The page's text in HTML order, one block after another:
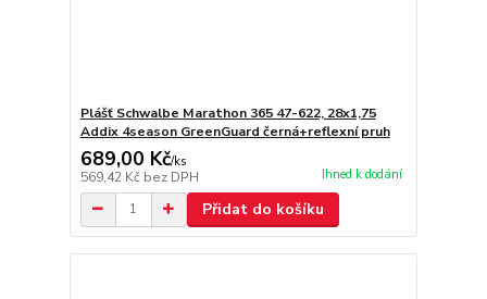
Plášť Schwalbe Marathon 365 47-622, 28x1,75
Addix 4season GreenGuard černá+reflexní pruh
689,00 Kč/ks
569,42 Kč bez DPH Ihned k dodání
Přidat do košíku